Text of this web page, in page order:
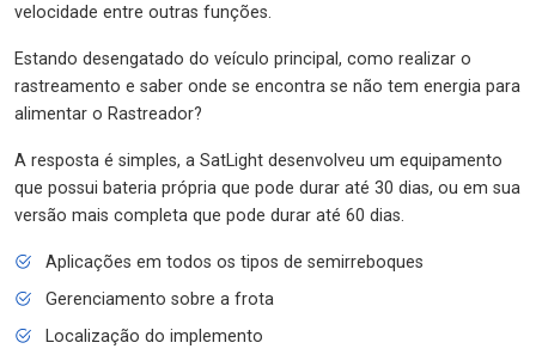
velocidade entre outras funções.
Estando desengatado do veículo principal, como realizar o
rastreamento e saber onde se encontra se não tem energia para
alimentar o Rastreador?
A resposta é simples, a SatLight desenvolveu um equipamento
que possui bateria própria que pode durar até 30 dias, ou em sua
versão mais completa que pode durar até 60 dias.
Aplicações em todos os tipos de semirreboques
Gerenciamento sobre a frota
Localização do implemento